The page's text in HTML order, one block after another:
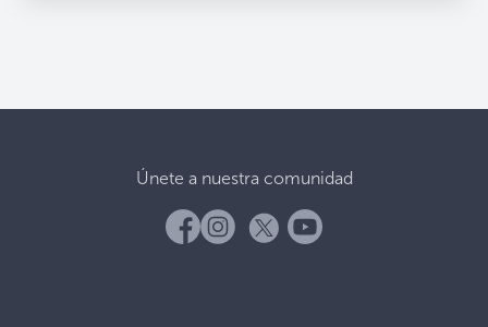
Únete a nuestra comunidad